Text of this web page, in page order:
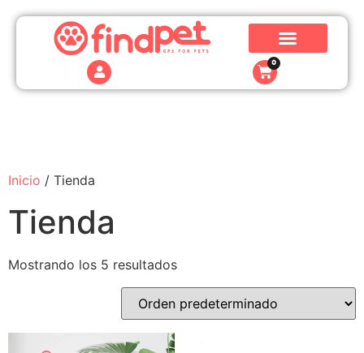
0
Inicio / Tienda
Tienda
Mostrando los 5 resultados